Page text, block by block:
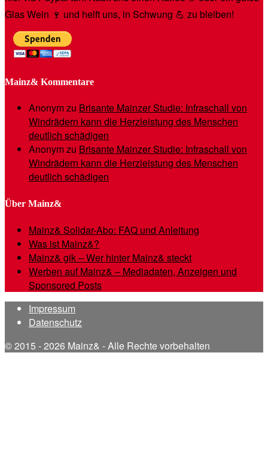
Glas Wein 🍷 und helft uns, in Schwung 💪 zu bleiben!
Mainz& Kommentare
Anonymzu Brisante Mainzer Studie: Infraschall von
Windrädern kann die Herzleistung des Menschen
deutlich schädigen
Anonymzu Brisante Mainzer Studie: Infraschall von
Windrädern kann die Herzleistung des Menschen
deutlich schädigen
Über Mainz&
Mainz& Solidar-Abo: FAQ und Anleitung
Was ist Mainz&?
Mainz& gik – Wer hinter Mainz& steckt
Werben auf Mainz& – Mediadaten, Anzeigen und
Sponsored Posts
Impressum
Datenschutz
© 2015 - 2026 Mainz& - Alle Rechte vorbehalten